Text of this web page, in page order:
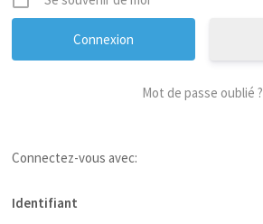
Mot de passe oublié ?
Connectez-vous avec:
Identifiant